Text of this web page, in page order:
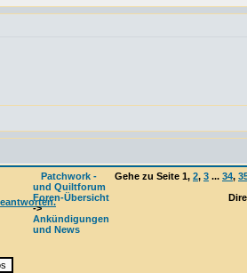
Patchwork -
und Quiltforum
Foren-Übersicht
->
Ankündigungen
und News
Gehe zu Seite 1, 2, 3 ... 34,